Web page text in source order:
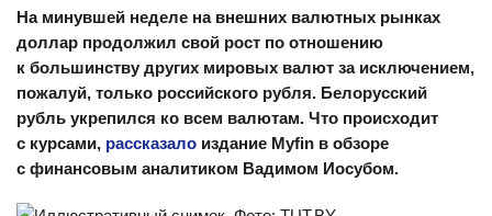
На минувшей неделе на внешних валютных рынках
доллар продолжил свой рост по отношению
к большинству других мировых валют за исключением,
пожалуй, только российского рубля. Белорусский
рубль укрепился ко всем валютам. Что происходит
с курсами, рассказало издание Myfin в обзоре
с финансовым аналитиком Вадимом Иосубом.